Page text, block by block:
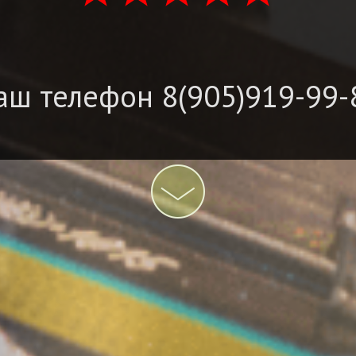
телефон 8(905)919-